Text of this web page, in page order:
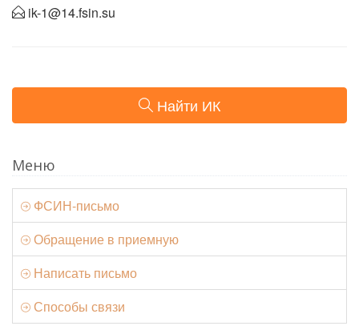
ik-1@14.fsin.su
Найти ИК
Меню
ФСИН-письмо
Обращение в приемную
Написать письмо
Способы связи